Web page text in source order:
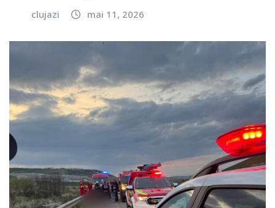
clujazi mai 11, 2026